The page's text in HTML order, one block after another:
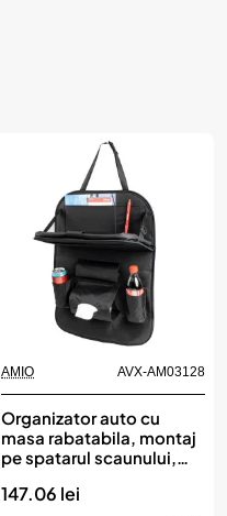
AMIO AVX-AM03128
Organizator auto cu
masa rabatabila, montaj
pe spatarul scaunului,
147.06 lei